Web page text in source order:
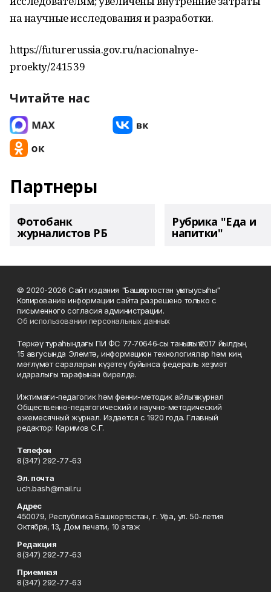
на научные исследования и разработки.
https://futurerussia.gov.ru/nacionalnye-
proekty/241539
Читайте нас
Партнеры
Фотобанк
журналистов РБ
Рубрика "Еда и
напитки"
© 2020-2026 Сайт издания "Башҡортостан уҡытыусыһы"
Копирование информации сайта разрешено только с
письменного согласия администрации.
Об использовании персональных данных
Теркәү тураһындағы ПИ ФС 77‑70646‑сы таныҡлыҡ 2017 йылдың
15 авгусында Элемтә, информацион технологиялар һәм киң
мәғлүмәт сараларын күҙәтеү буйынса федераль хеҙмәт
идаралығы тарафынан бирелде.
Ижтимағи-педагогик һәм фәнни-методик айлыҡ журнал
Общественно-педагогический и научно-методический
ежемесячный журнал. Издается с 1920 года. Главный
редактор: Каримов С.Г.
Телефон
8(347) 292-77-63
Эл. почта
uch.bash@mail.ru
Адрес
450079, Республика Башкортостан, г. Уфа, ул. 50-летия
Октября, 13, Дом печати, 10 этаж
Редакция
8(347) 292-77-63
Приемная
8(347) 292-77-63